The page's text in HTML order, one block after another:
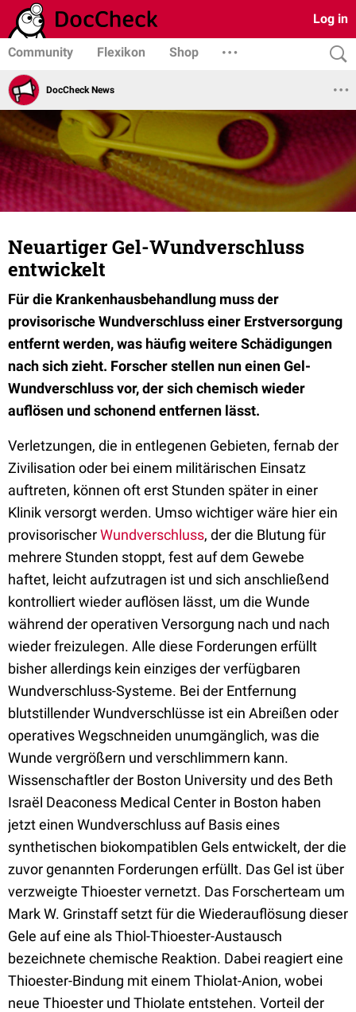
Log in
Community Flexikon Shop
DocCheck News
Neuartiger Gel-Wundverschluss
entwickelt
Für die Krankenhausbehandlung muss der
provisorische Wundverschluss einer Erstversorgung
entfernt werden, was häufig weitere Schädigungen
nach sich zieht. Forscher stellen nun einen Gel-
Wundverschluss vor, der sich chemisch wieder
auflösen und schonend entfernen lässt.
Verletzungen, die in entlegenen Gebieten, fernab der
Zivilisation oder bei einem militärischen Einsatz
auftreten, können oft erst Stunden später in einer
Klinik versorgt werden. Umso wichtiger wäre hier ein
provisorischerWundverschluss, der die Blutung für
mehrere Stunden stoppt, fest auf dem Gewebe
haftet, leicht aufzutragen ist und sich anschließend
kontrolliert wieder auflösen lässt, um die Wunde
während der operativen Versorgung nach und nach
wieder freizulegen. Alle diese Forderungen erfüllt
bisher allerdings kein einziges der verfügbaren
Wundverschluss-Systeme. Bei der Entfernung
blutstillender Wundverschlüsse ist ein Abreißen oder
operatives Wegschneiden unumgänglich, was die
Wunde vergrößern und verschlimmern kann.
Wissenschaftler der Boston University und des Beth
Israël Deaconess Medical Center in Boston haben
jetzt einen Wundverschluss auf Basis eines
synthetischen biokompatiblen Gels entwickelt, der die
zuvor genannten Forderungen erfüllt. Das Gel ist über
verzweigte Thioester vernetzt. Das Forscherteam um
Mark W. Grinstaff setzt für die Wiederauflösung dieser
Gele auf eine als Thiol-Thioester-Austausch
bezeichnete chemische Reaktion. Dabei reagiert eine
Thioester-Bindung mit einem Thiolat-Anion, wobei
neue Thioester und Thiolate entstehen. Vorteil der